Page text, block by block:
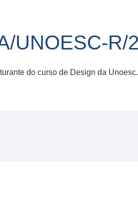
UNOESC-R/
do curso de Design da Unoesc.